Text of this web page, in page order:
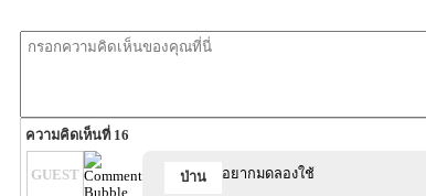
ความคิดเห็นที่ 16
GUEST ป่าน อยากมดลองใช้